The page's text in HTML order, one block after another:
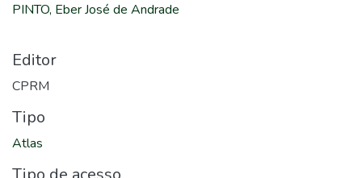
PINTO, Eber José de Andrade
Editor
CPRM
Tipo
Atlas